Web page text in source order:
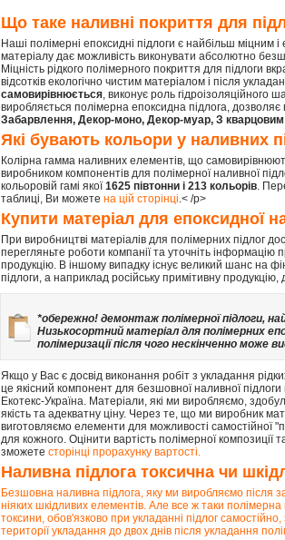
Що таке наливні покриття для
Наші полімерні епоксидні підлоги є найбільш міцним
матеріалу дає можливість виконувати абсолютно
Міцність рідкого полімерного покриття для підлоги
відсотків екологічно чистим матеріалом і після
самовирівнюється, виконує роль гідроізоляційного
виробляється полімерна епоксидна підлога, дозволяє
Забарвлення, Декор-моно, Декор-муар, З
Які бувають кольори у наливних
Колірна гамма наливних елементів, що
виробником компонентів для полімерної наливної
кольоровій гамі якої1625 півтонни і 213 кольорів.
таблиці, Ви можете на цій сторінці.< /p>
Купити матеріал для епоксидної
При виробництві матеріалів для полімерних підлог
перегляньте роботи компанії та уточніть інформацію
продукцію. В іншому випадку існує великий шанс на
підлоги, а наприклад російську примітивну
*обережно! демонтаж полімерної підлоги,
Низькосортний матеріал для полімерних
полімеризації після чого нескінченно може
Якщо у Вас є досвід виконання робіт з укладання
це якісний компонент для безшовної наливної підлоги
Екотекс-Україна. Матеріали, які ми виробляємо,
якість та адекватну ціну. Через те, що ми виробник
виготовляємо елементи для можливості самостійної
для кожного. Оцінити вартість полімерної
зможете сторінці прорахунку вартості.
Наливна підлога токсична чи
Безшовна наливна підлога, яку ми виробляємо після
ніяких шкідливих елементів. Але все ж таки
токсини, обов'язково при укладанні підлог самостійно,
території укладання до двох днів після укладання